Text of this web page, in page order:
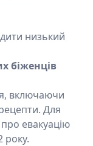
низький
біженців
включаючи
Для
евакуацію
року.